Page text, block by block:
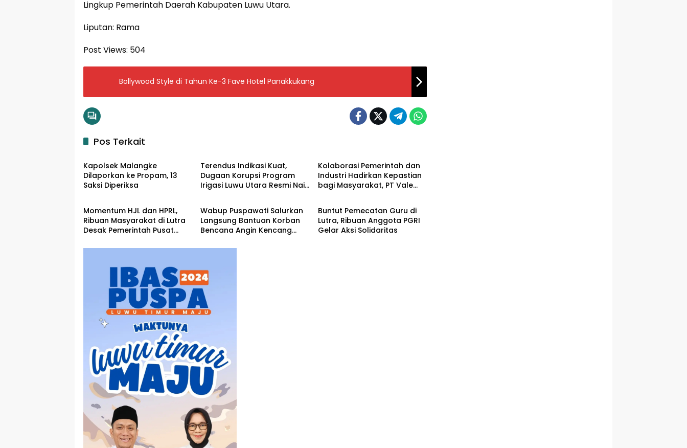
Lingkup Pemerintah Daerah Kabupaten Luwu Utara.
Liputan: Rama
Post Views: 504
Bollywood Style di Tahun Ke-3 Fave Hotel Panakkukang
Pos Terkait
Input Lutra
Kapolsek Malangke
Dilaporkan ke Propam, 13
Saksi Diperiksa
Terendus Indikasi Kuat,
Dugaan Korupsi Program
Irigasi Luwu Utara Resmi Naik
Kolaborasi Pemerintah dan
Industri Hadirkan Kepastian
bagi Masyarakat, PT Vale
Old Camp
Input Lutra
Momentum HJL dan HPRL,
Ribuan Masyarakat di Lutra
Desak Pemerintah Pusat
Input Lutim
Wabup Puspawati Salurkan
Langsung Bantuan Korban
Bencana Angin Kencang
Input Lutra
Buntut Pemecatan Guru di
Lutra, Ribuan Anggota PGRI
Gelar Aksi Solidaritas